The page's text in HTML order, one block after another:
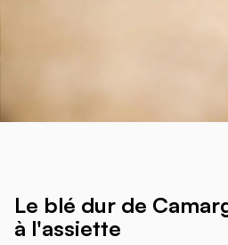
Le blé dur de
à l'assiette